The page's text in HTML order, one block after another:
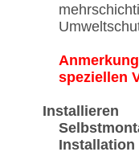
speziellen
Installieren
Installation